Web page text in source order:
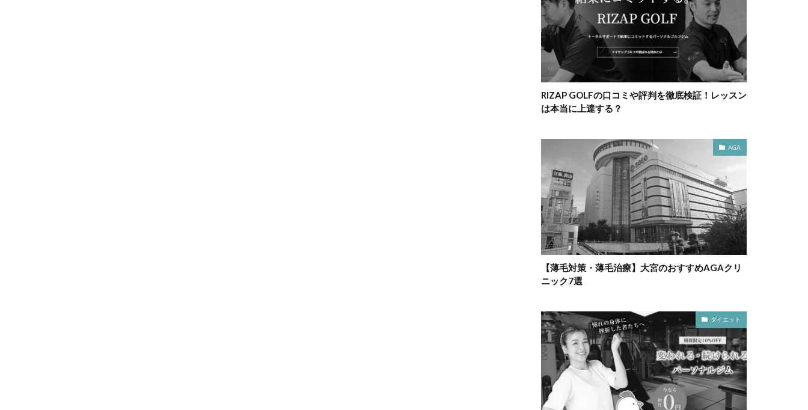
RIZAP GOLFの口コミや評判を徹底検証！レッスン
は本当に上達する？
AGA
【薄毛対策・薄毛治療】大宮のおすすめAGAクリ
ニック7選
ダイエット